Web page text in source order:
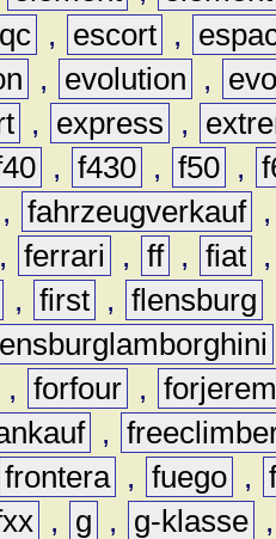
, escort ,
, evolution ,
, express ,
, f430 , f50 ,
, fahrzeugverkauf
, ferrari , ff , fiat
, first , flensburg
, forfour ,
,
frontera , fuego ,
, g , g-klasse